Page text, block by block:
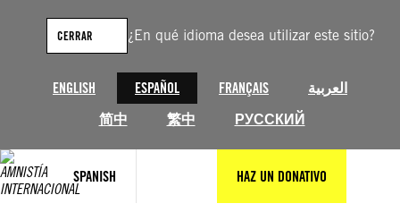
¿En qué idioma desea utilizar este sitio?
ENGLISH ESPAÑOL FRANÇAIS
العربية
简中
繁中 РУССКИЙ
CERRAR
SPANISH HAZ UN DONATIVO
contenido